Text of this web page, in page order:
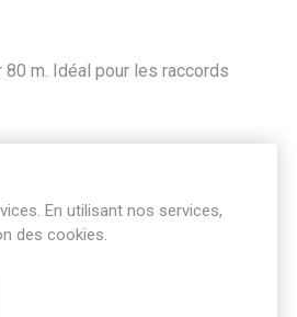
80 m. Idéal pour les raccords
En utilisant nos services,
des cookies.